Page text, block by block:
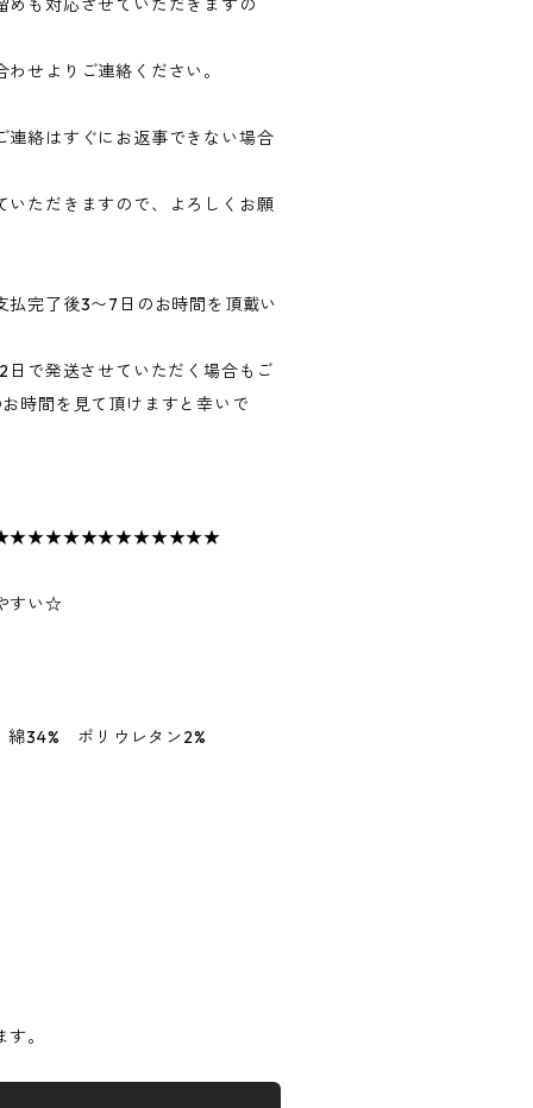
めも対応させていただきますの
せよりご連絡ください。
連絡はすぐにお返事できない場合
いただきますので、よろしくお願
払完了後3〜7日のお時間を頂戴い
日で発送させていただく場合もご
時間を見て頂けますと幸いで
すい☆
34% ポリウレタン2%
。